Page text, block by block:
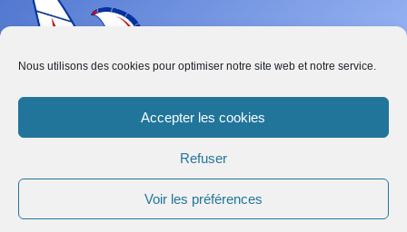
Nous utilisons des cookies pour optimiser notre site web et notre service.
Accepter les cookies
Refuser
Voir les préférences
Abonnez-vous